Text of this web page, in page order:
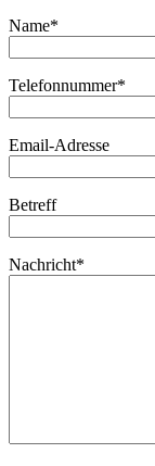
Name*
Telefonnummer*
Email-Adresse
Betreff
Nachricht*